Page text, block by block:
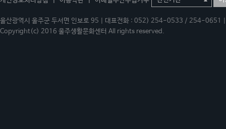
울산광역시 울주군 두서면 인보로 95 | 대표전화 : 052) 254-0533 / 254-
Copyright(c) 2016 울주생활문화센터 All rights reserved.